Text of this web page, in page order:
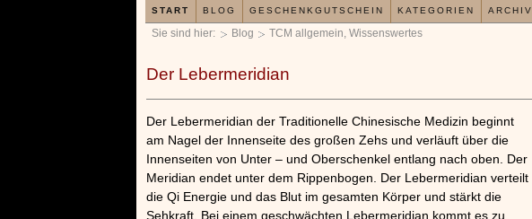
Sie sind hier: Blog TCM allgemein, Wissenswertes
Der Lebermeridian
Der Lebermeridian der Traditionelle Chinesische Medizin beginnt
am Nagel der Innenseite des großen Zehs und verläuft über die
Innenseiten von Unter – und Oberschenkel entlang nach oben. Der
Meridian endet unter dem Rippenbogen. Der Lebermeridian verteilt
die Qi Energie und das Blut im gesamten Körper und stärkt die
Sehkraft. Bei einem geschwächten Lebermeridian kommt es zu
START BLOG GESCHENKGUTSCHEIN KATEGORIEN ARCHIV